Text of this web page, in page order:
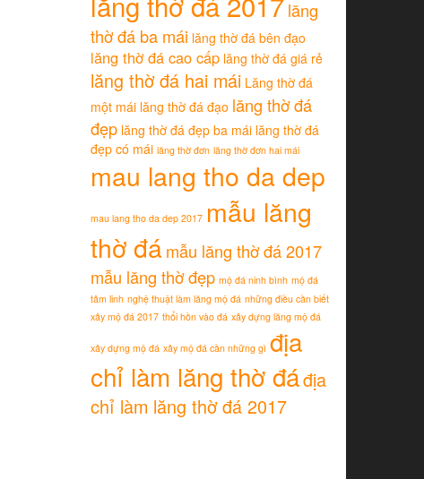
lăng
thờ đá ba mái lăng thờ đá bên đạo
lăng thờ đá cao cấp lăng thờ đá giá rẻ
lăng thờ đá hai mái Lăng thờ đá
một mái lăng thờ đá đạo lăng thờ đá
đẹp lăng thờ đá đẹp ba mái lăng thờ đá
đẹp có mái lăng thờ đơn lăng thờ đơn hai mái
mau lang tho da dep
mau lang tho da dep 2017 mẫu lăng
thờ đámẫu lăng thờ đá 2017
mẫu lăng thờ đẹp mộ đá ninh bình mộ đá
tâm linh nghệ thuật làm lăng mộ đá những điều cần biết
xây mộ đá 2017 thổi hồn vào đá xây dựng lăng mộ đá
xây dựng mộ đá xây mộ đá cần những gì địa
chỉ làm lăng thờ đáđịa
chỉ làm lăng thờ đá 2017